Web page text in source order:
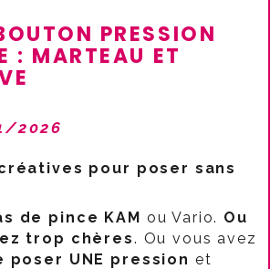
PRESSION
: MARTEAU ET
2026
pour poser sans
de pince KAM ou Vario. Ou
trop chères. Ou vous avez
poser UNE pression et